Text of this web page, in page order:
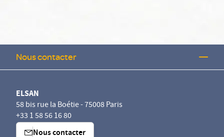
Nous contacter
ELSAN
58 bis rue la Boétie - 75008 Paris
+33 1 58 56 16 80
Nous contacter